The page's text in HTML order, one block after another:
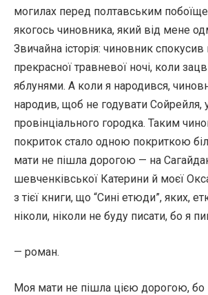
могилах перед полтавським
якогось чиновника, який від мене
Звичайна історія: чиновник спокусив
прекрасної травневої ночі, коли
яблунями. А коли я народився,
народив, щоб не годувати Сойрейля,
провінціального городка. Таким
покриток стало одною покриткою
мати не пішла дорогою — на
шевченківської Катерини й моєї
з тієї книги, що “Сині етюди”, яких,
ніколи, ніколи не буду писати, бо я
— роман.
Моя мати не пішла цією дорогою, бо